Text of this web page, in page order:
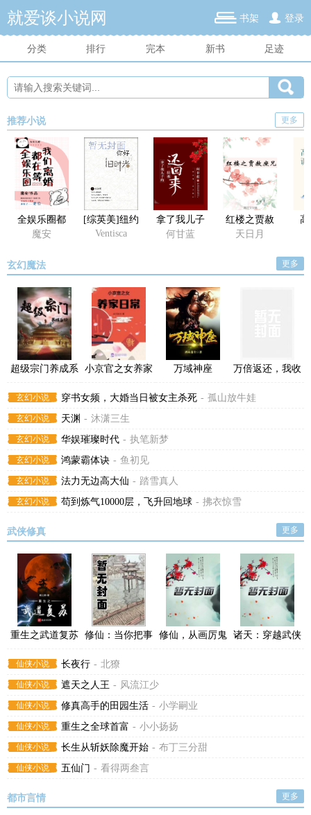
就爱谈小说网 书架 登录
分类 排行 完本 新书 足迹
推荐小说 更多
全娱乐圈都
在等我们离
魔安
[综英美]纽约
今天还好吗
Ventisca
拿了我儿子
的给我还回
何甘蓝
红楼之贾赦
庶兄
天日月
玄幻魔法 更多
超级宗门养成系
小京官之女养家
万域神座
万倍返还，我收
玄幻小说 穿书女频，大婚当日被女主杀死 - 孤山放牛娃
玄幻小说 天渊 - 沐潇三生
玄幻小说 华娱璀璨时代 - 执笔新梦
玄幻小说 鸿蒙霸体诀 - 鱼初见
玄幻小说 法力无边高大仙 - 踏雪真人
玄幻小说 苟到炼气10000层，飞升回地球 - 拂衣惊雪
武侠修真 更多
重生之武道复苏
修仙：当你把事
修仙，从画厉鬼
诸天：穿越武侠
仙侠小说 长夜行 - 北獠
仙侠小说 遮天之人王 - 风流江少
仙侠小说 修真高手的田园生活 - 小学嗣业
仙侠小说 重生之全球首富 - 小小扬扬
仙侠小说 长生从斩妖除魔开始 - 布丁三分甜
仙侠小说 五仙门 - 看得两叁言
都市言情 更多